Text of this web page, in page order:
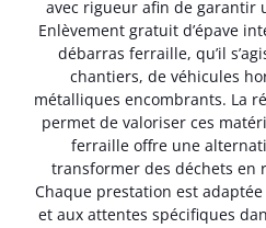
avec rigueur afin de garantir
Enlèvement gratuit d’épave
débarras ferraille, qu’il
chantiers, de véhicules
métalliques encombrants. La
permet de valoriser ces
ferraille offre une
transformer des déchets en
Chaque prestation est
et aux attentes spécifiques